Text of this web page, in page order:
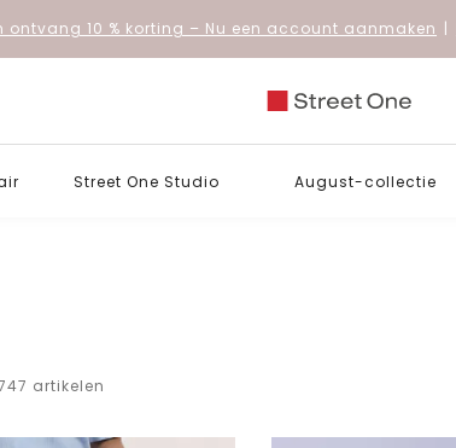
ontvang 10 % korting – Nu een account aanmaken |
Street One Studio August-collectie
artikelen